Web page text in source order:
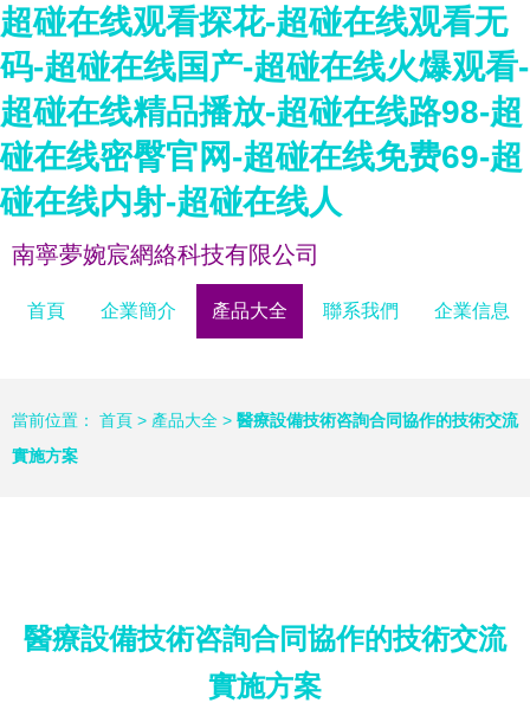
超碰在线观看探花-超碰在线观看无
码-超碰在线国产-超碰在线火爆观看-
超碰在线精品播放-超碰在线路98-超
碰在线密臀官网-超碰在线免费69-超
碰在线内射-超碰在线人
南寧夢婉宸網絡科技有限公司
首頁 企業簡介 產品大全 聯系我們 企業信息
當前位置： 首頁 > 產品大全 > 醫療設備技術咨詢合同協作的技術交流
實施方案
醫療設備技術咨詢合同協作的技術交流
實施方案